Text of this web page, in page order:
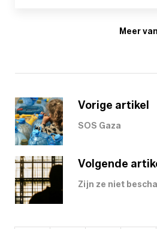
Meer
Vorige artikel
SOS Gaza
Volgende
Zijn ze niet